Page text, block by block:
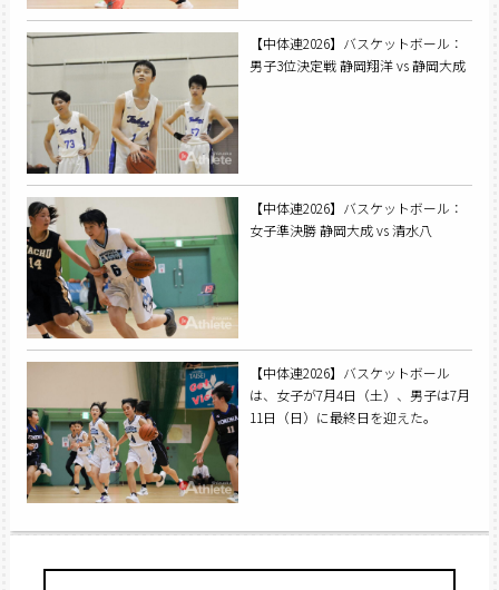
【中体連2026】バスケットボール：
男子3位決定戦 静岡翔洋 vs 静岡大成
【中体連2026】バスケットボール：
女子準決勝 静岡大成 vs 清水八
【中体連2026】バスケットボール
は、女子が7月4日（土）、男子は7月
11日（日）に最終日を迎えた。